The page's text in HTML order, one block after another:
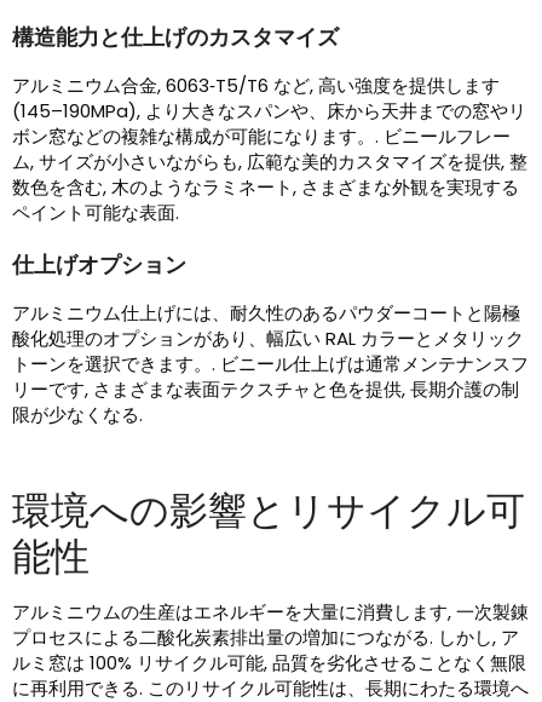
構造能力と仕上げのカスタマイズ
アルミニウム合金, 6063‑T5/T6 など, 高い強度を提供します
(145–190MPa), より大きなスパンや、床から天井までの窓やリ
ボン窓などの複雑な構成が可能になります。. ビニールフレー
ム, サイズが小さいながらも, 広範な美的カスタマイズを提供, 整
数色を含む, 木のようなラミネート, さまざまな外観を実現する
ペイント可能な表面.
仕上げオプション
アルミニウム仕上げには、耐久性のあるパウダーコートと陽極
酸化処理のオプションがあり、幅広い RAL カラーとメタリック
トーンを選択できます。. ビニール仕上げは通常メンテナンスフ
リーです, さまざまな表面テクスチャと色を提供, 長期介護の制
限が少なくなる.
環境への影響とリサイクル可
能性
アルミニウムの生産はエネルギーを大量に消費します, 一次製錬
プロセスによる二酸化炭素排出量の増加につながる. しかし, ア
ルミ窓は 100% リサイクル可能, 品質を劣化させることなく無限
に再利用できる. このリサイクル可能性は、長期にわたる環境へ